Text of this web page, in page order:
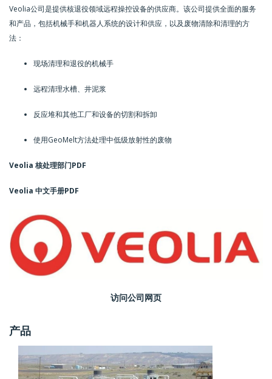
Veolia公司是提供核退役领域远程操控设备的供应商。该公司提供全面的服务
和产品，包括机械手和机器人系统的设计和供应，以及废物清除和清理的方
法：
现场清理和退役的机械手
远程清理水槽、井泥浆
反应堆和其他工厂和设备的切割和拆卸
使用GeoMelt方法处理中低级放射性的废物
Veolia 核处理部门PDF
Veolia 中文手册PDF
访问公司网页
产品